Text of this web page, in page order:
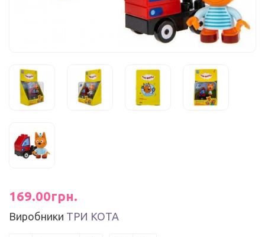
169.00грн.
Виробники ТРИ КОТА